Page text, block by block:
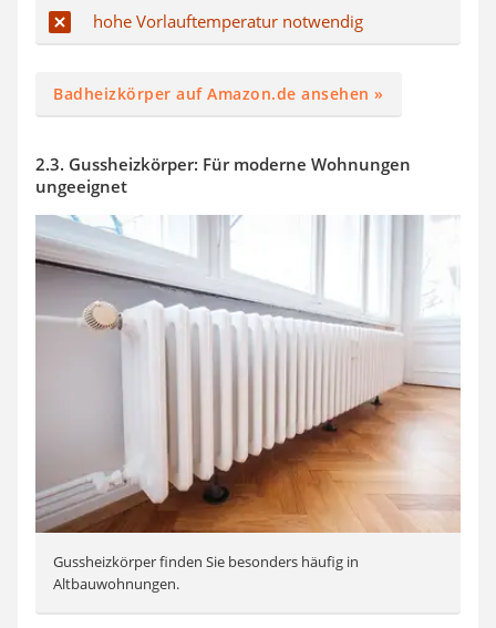
hohe Vorlauftemperatur notwendig
Badheizkörper auf Amazon.de ansehen »
2.3. Gussheizkörper: Für moderne Wohnungen
ungeeignet
Gussheizkörper finden Sie besonders häufig in
Altbauwohnungen.